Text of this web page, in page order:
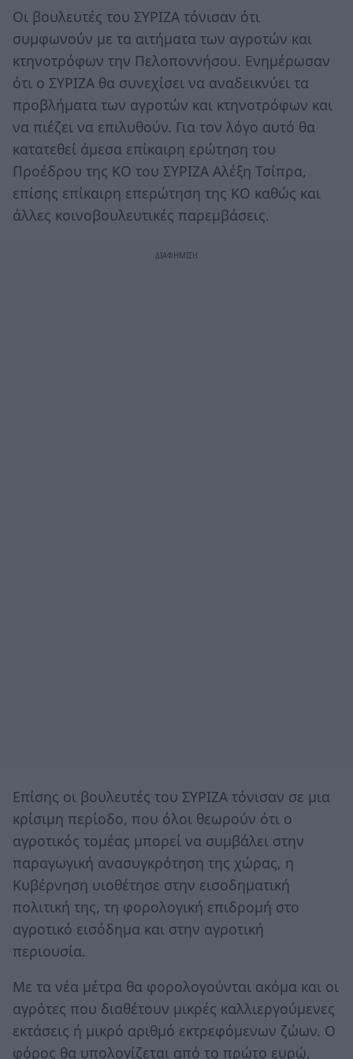
Οι βουλευτές του ΣΥΡΙΖΑ τόνισαν ότι
συμφωνούν με τα αιτήματα των αγροτών και
κτηνοτρόφων την Πελοποννήσου. Ενημέρωσαν
ότι ο ΣΥΡΙΖΑ θα συνεχίσει να αναδεικνύει τα
προβλήματα των αγροτών και κτηνοτρόφων και
να πιέζει να επιλυθούν. Για τον λόγο αυτό θα
κατατεθεί άμεσα επίκαιρη ερώτηση του
Προέδρου της ΚΟ του ΣΥΡΙΖΑ Αλέξη Τσίπρα,
επίσης επίκαιρη επερώτηση της ΚΟ καθώς και
άλλες κοινοβουλευτικές παρεμβάσεις.
Επίσης οι βουλευτές του ΣΥΡΙΖΑ τόνισαν σε μια
κρίσιμη περίοδο, που όλοι θεωρούν ότι ο
αγροτικός τομέας μπορεί να συμβάλει στην
παραγωγική ανασυγκρότηση της χώρας, η
Κυβέρνηση υιοθέτησε στην εισοδηματική
πολιτική της, τη φορολογική επιδρομή στο
αγροτικό εισόδημα και στην αγροτική
περιουσία.
Με τα νέα μέτρα θα φορολογούνται ακόμα και οι
αγρότες που διαθέτουν μικρές καλλιεργούμενες
εκτάσεις ή μικρό αριθμό εκτρεφόμενων ζώων. Ο
φόρος θα υπολογίζεται από το πρώτο ευρώ,